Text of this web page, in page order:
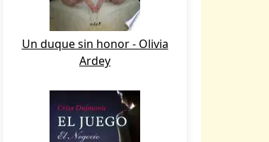
Un duque sin honor - Olivia
Ardey